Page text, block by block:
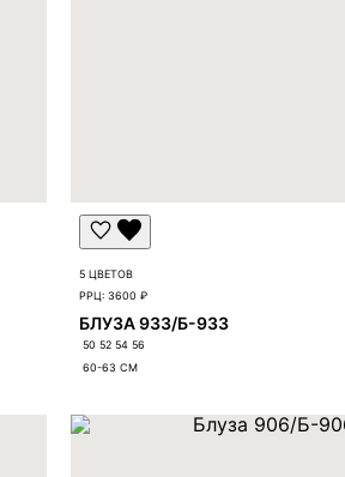
5 ЦВЕТОВ
РРЦ:3600 ₽
БЛУЗА 933/Б-933
50 52 54 56
60-63 СМ